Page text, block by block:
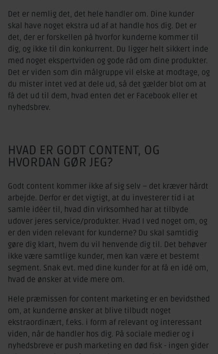
Det er nemlig det, det hele handler om. Dine kunder
skal have noget ekstra ud af at handle hos dig. Det er
det, der er forskellen på hvorfor kunderne kommer til
dig, og ikke til din konkurrent. Du ligger helt sikkert inde
med noget ekspertviden og gode råd om dine produkter.
Det er viden som din målgruppe vil elske at modtage, og
du mister intet ved at dele ud, så det gælder blot om at
få det ud til dem, hvad enten det er Facebook eller et
nyhedsbrev.
HVAD ER GODT CONTENT, OG
HVORDAN GØR JEG?
Godt content kommer ikke af sig selv – det kræver hårdt
arbejde. Derfor er det vigtigt, at du investerer tid i at
samle idéer til, hvad din virksomhed har at tilbyde
udover jeres service/produkter. Hvad I ved noget om, og
er den viden relevant for kunderne? Du skal samtidig
gøre dig klart, hvem du vil henvende dig til. Det behøver
ikke være samtlige kunder, men kan være et bestemt
segment. Snak evt. med dine kunder for at få en idé om,
hvad de ønsker at vide mere om.
Hele præmissen for content marketing er en bevidsthed
om, at kunderne ønsker at blive tilbudt noget
ekstraordinært, f.eks. i form af relevant og interessant
viden, når de handler hos dig. På sociale medier og i
nyhedsbreve er push marketing en død fisk - ingen gider